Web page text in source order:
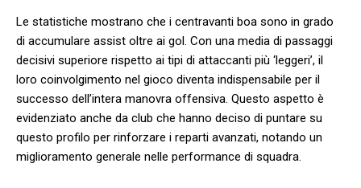
Le statistiche⁤ mostrano che i centravanti boa sono ⁢in grado
di accumulare assist oltre ai gol. Con ‌una⁢ media di​ passaggi
decisivi‍ superiore⁢ rispetto ai‌ tipi di attaccanti più ‘leggeri’, il​
loro coinvolgimento ​nel ‍gioco diventa indispensabile per ‍il
successo ‍dell’intera manovra‌ offensiva. Questo aspetto⁣ è
evidenziato anche da club che hanno​ deciso di ​puntare⁤ su
⁢questo profilo per rinforzare‍ i reparti avanzati, notando un
⁣miglioramento generale nelle performance di squadra.